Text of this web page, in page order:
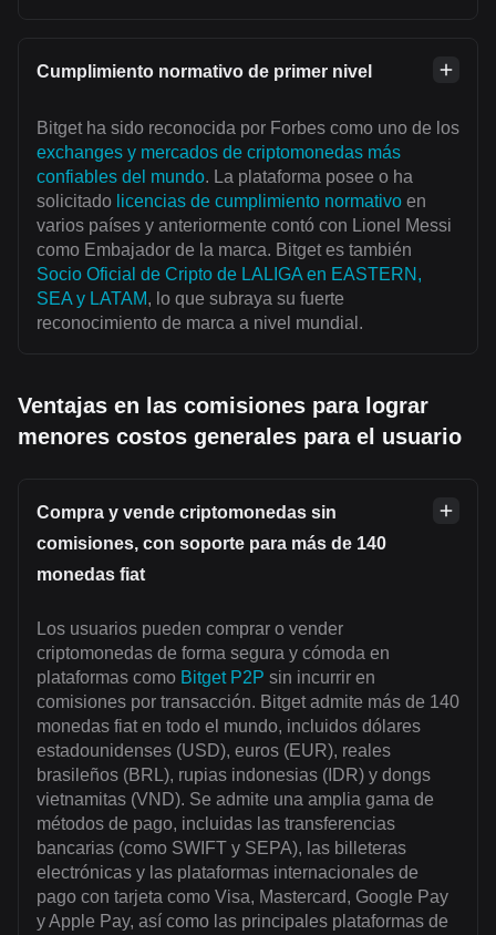
Cumplimiento normativo de primer nivel
Bitget ha sido reconocida por Forbes como uno de los
exchanges y mercados de criptomonedas más
confiables del mundo. La plataforma posee o ha
solicitado licencias de cumplimiento normativo en
varios países y anteriormente contó con Lionel Messi
como Embajador de la marca. Bitget es también
Socio Oficial de Cripto de LALIGA en EASTERN,
SEA y LATAM, lo que subraya su fuerte
reconocimiento de marca a nivel mundial.
Ventajas en las comisiones para lograr
menores costos generales para el usuario
Compra y vende criptomonedas sin
comisiones, con soporte para más de 140
monedas fiat
Los usuarios pueden comprar o vender
criptomonedas de forma segura y cómoda en
plataformas como Bitget P2P sin incurrir en
comisiones por transacción. Bitget admite más de 140
monedas fiat en todo el mundo, incluidos dólares
estadounidenses (USD), euros (EUR), reales
brasileños (BRL), rupias indonesias (IDR) y dongs
vietnamitas (VND). Se admite una amplia gama de
métodos de pago, incluidas las transferencias
bancarias (como SWIFT y SEPA), las billeteras
electrónicas y las plataformas internacionales de
pago con tarjeta como Visa, Mastercard, Google Pay
y Apple Pay, así como las principales plataformas de